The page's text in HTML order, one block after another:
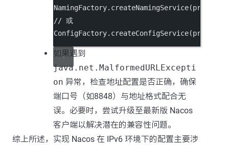
// 或
如果遇到
java.net.MalformedURLExcepti
on 异常，检查地址配置是否正确，确保
端口号（如8848）与地址格式配合无
误。必要时，尝试升级至最新版 Nacos
客户端以解决潜在的兼容性问题。
综上所述，实现 Nacos 在 IPv6 环境下的配置主要涉